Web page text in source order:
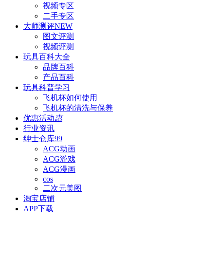
视频专区
二手专区
大师测评NEW
图文评测
视频评测
玩具百科大全
品牌百科
产品百科
玩具科普学习
飞机杯如何使用
飞机杯的清洗与保养
优惠活动惠
行业资讯
绅士仓库99
ACG动画
ACG游戏
ACG漫画
cos
二次元美图
淘宝店铺
APP下载